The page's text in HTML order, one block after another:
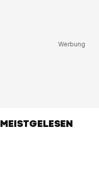
MEISTGELESEN